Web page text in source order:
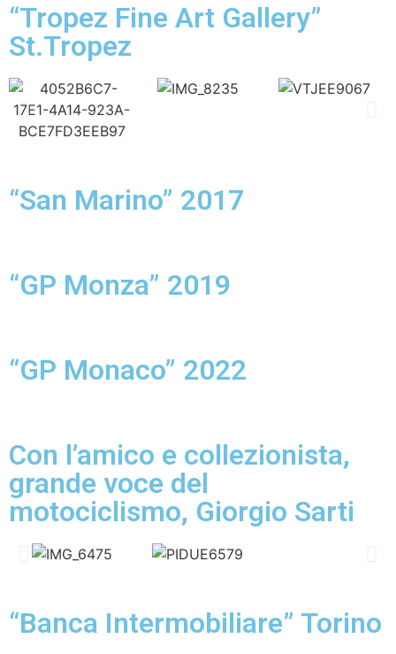
“Tropez Fine Art Gallery”
St.Tropez
“San Marino” 2017
“GP Monza” 2019
“GP Monaco” 2022
Con l’amico e collezionista,
grande voce del
motociclismo, Giorgio Sarti
“Banca Intermobiliare” Torino